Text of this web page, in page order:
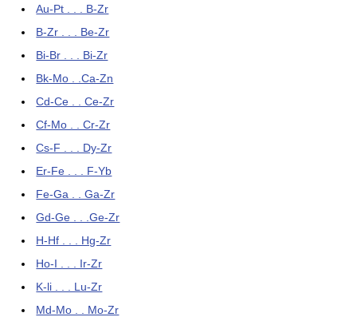
Au-Pt . . . B-Zr
B-Zr . . . Be-Zr
Bi-Br . . . Bi-Zr
Bk-Mo . .Ca-Zn
Cd-Ce . . Ce-Zr
Cf-Mo . . Cr-Zr
Cs-F . . . Dy-Zr
Er-Fe . . . F-Yb
Fe-Ga . . Ga-Zr
Gd-Ge . . .Ge-Zr
H-Hf . . . Hg-Zr
Ho-I . . . Ir-Zr
K-li . . . Lu-Zr
Md-Mo . . Mo-Zr